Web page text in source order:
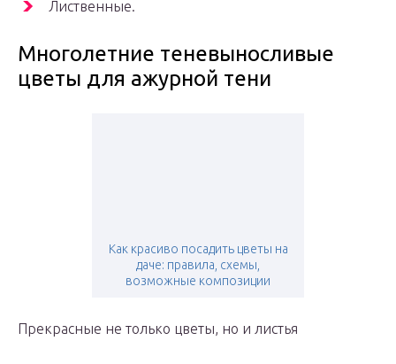
Лиственные.
Многолетние теневыносливые
цветы для ажурной тени
Как красиво посадить цветы на
даче: правила, схемы,
возможные композиции
Прекрасные не только цветы, но и листья